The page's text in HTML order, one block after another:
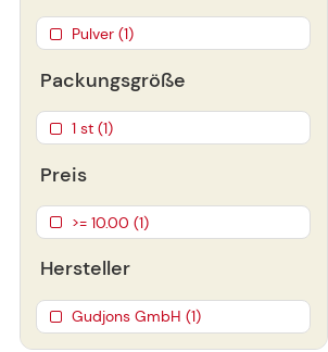
Pulver (1)
Packungsgröße
1 st (1)
Preis
>= 10.00 (1)
Hersteller
Gudjons GmbH (1)